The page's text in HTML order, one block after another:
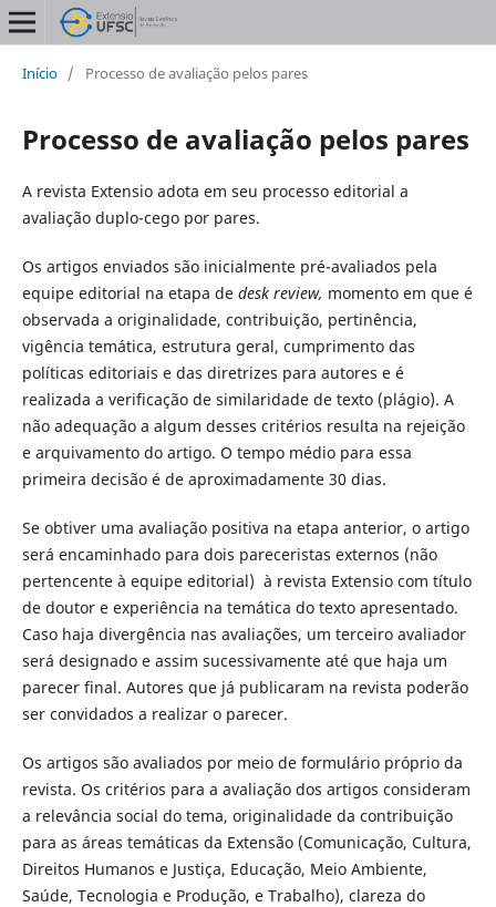
Início / Processo de avaliação pelos pares
Processo de avaliação pelos pares
A revista Extensio adota em seu processo editorial a
avaliação duplo-cego por pares.
Os artigos enviados são inicialmente pré-avaliados pela
equipe editorial na etapa de desk review, momento em que é
observada a originalidade, contribuição, pertinência,
vigência temática, estrutura geral, cumprimento das
políticas editoriais e das diretrizes para autores e é
realizada a verificação de similaridade de texto (plágio). A
não adequação a algum desses critérios resulta na rejeição
e arquivamento do artigo. O tempo médio para essa
primeira decisão é de aproximadamente 30 dias.
Se obtiver uma avaliação positiva na etapa anterior, o artigo
será encaminhado para dois pareceristas externos (não
pertencente à equipe editorial) à revista Extensio com título
de doutor e experiência na temática do texto apresentado.
Caso haja divergência nas avaliações, um terceiro avaliador
será designado e assim sucessivamente até que haja um
parecer final. Autores que já publicaram na revista poderão
ser convidados a realizar o parecer.
Os artigos são avaliados por meio de formulário próprio da
revista. Os critérios para a avaliação dos artigos consideram
a relevância social do tema, originalidade da contribuição
para as áreas temáticas da Extensão (Comunicação, Cultura,
Direitos Humanos e Justiça, Educação, Meio Ambiente,
Saúde, Tecnologia e Produção, e Trabalho), clareza do